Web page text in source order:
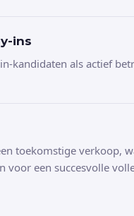
ins
kandidaten als actief
toekomstige verkoop,
voor een succesvolle